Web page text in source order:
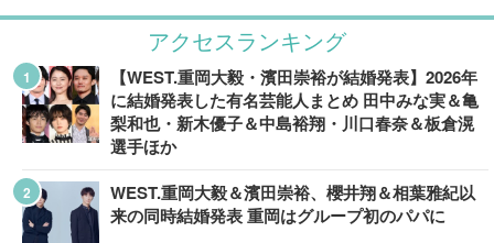
アクセスランキング
【WEST.重岡大毅・濱田崇裕が結婚発表】2026年
に結婚発表した有名芸能人まとめ 田中みな実＆亀
梨和也・新木優子＆中島裕翔・川口春奈＆板倉滉
選手ほか
WEST.重岡大毅＆濱田崇裕、櫻井翔＆相葉雅紀以
来の同時結婚発表 重岡はグループ初のパパに